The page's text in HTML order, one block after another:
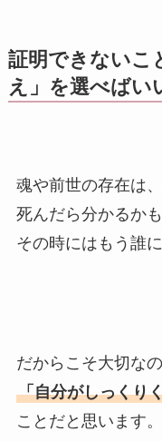
証明できないこ
え」を選べばい
魂や前世の存在は
死んだら分かるか
その時にはもう誰
だからこそ大切なの
「自分がしっくり
ことだと思います。